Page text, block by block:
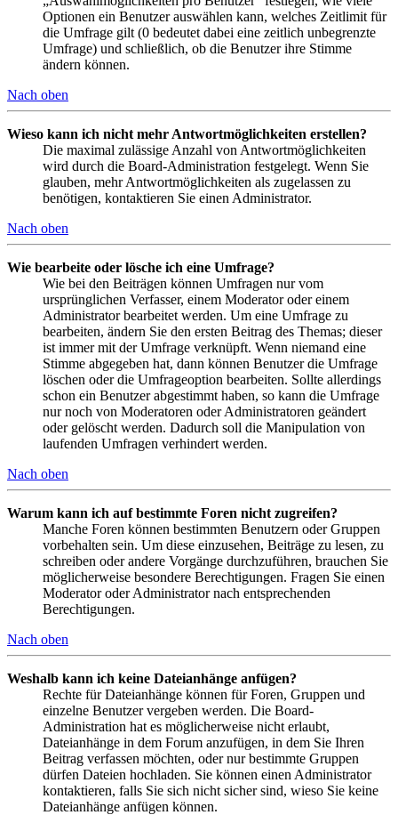
Optionen ein Benutzer auswählen kann, welches Zeitlimit für
die Umfrage gilt (0 bedeutet dabei eine zeitlich unbegrenzte
Umfrage) und schließlich, ob die Benutzer ihre Stimme
ändern können.
Nach oben
Wieso kann ich nicht mehr Antwortmöglichkeiten erstellen?
Die maximal zulässige Anzahl von Antwortmöglichkeiten
wird durch die Board-Administration festgelegt. Wenn Sie
glauben, mehr Antwortmöglichkeiten als zugelassen zu
benötigen, kontaktieren Sie einen Administrator.
Nach oben
Wie bearbeite oder lösche ich eine Umfrage?
Wie bei den Beiträgen können Umfragen nur vom
ursprünglichen Verfasser, einem Moderator oder einem
Administrator bearbeitet werden. Um eine Umfrage zu
bearbeiten, ändern Sie den ersten Beitrag des Themas; dieser
ist immer mit der Umfrage verknüpft. Wenn niemand eine
Stimme abgegeben hat, dann können Benutzer die Umfrage
löschen oder die Umfrageoption bearbeiten. Sollte allerdings
schon ein Benutzer abgestimmt haben, so kann die Umfrage
nur noch von Moderatoren oder Administratoren geändert
oder gelöscht werden. Dadurch soll die Manipulation von
laufenden Umfragen verhindert werden.
Nach oben
Warum kann ich auf bestimmte Foren nicht zugreifen?
Manche Foren können bestimmten Benutzern oder Gruppen
vorbehalten sein. Um diese einzusehen, Beiträge zu lesen, zu
schreiben oder andere Vorgänge durchzuführen, brauchen Sie
möglicherweise besondere Berechtigungen. Fragen Sie einen
Moderator oder Administrator nach entsprechenden
Berechtigungen.
Nach oben
Weshalb kann ich keine Dateianhänge anfügen?
Rechte für Dateianhänge können für Foren, Gruppen und
einzelne Benutzer vergeben werden. Die Board-
Administration hat es möglicherweise nicht erlaubt,
Dateianhänge in dem Forum anzufügen, in dem Sie Ihren
Beitrag verfassen möchten, oder nur bestimmte Gruppen
dürfen Dateien hochladen. Sie können einen Administrator
kontaktieren, falls Sie sich nicht sicher sind, wieso Sie keine
Dateianhänge anfügen können.